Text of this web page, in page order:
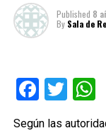
Published 8
By Sala de
Según las